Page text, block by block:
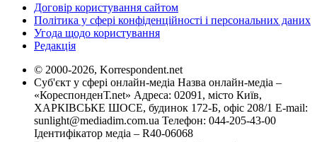
Договір користування сайтом
Політика у сфері конфіденційності і персональних даних
Угода щодо користування
Редакція
© 2000-2026, Korrespondent.net
Суб'єкт у сфері онлайн-медіа Назва онлайн-медіа –
«КореспонденТ.net» Адреса: 02091, місто Київ,
ХАРКІВСЬКЕ ШОСЕ, будинок 172-Б, офіс 208/1 E-mail:
sunlight@mediadim.com.ua Телефон: 044-205-43-00
Ідентифікатор медіа – R40-06068